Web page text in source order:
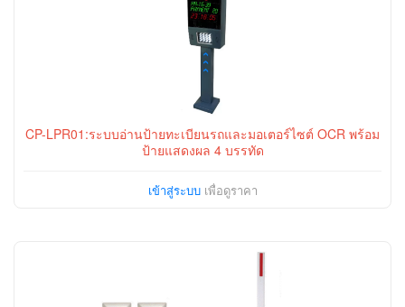
CP-LPR01:ระบบอ่านป้ายทะเบียนรถและมอเตอร์ไซต์ OCR พร้อม
ป้ายแสดงผล 4 บรรทัด
เข้าสู่ระบบเพื่อดูราคา